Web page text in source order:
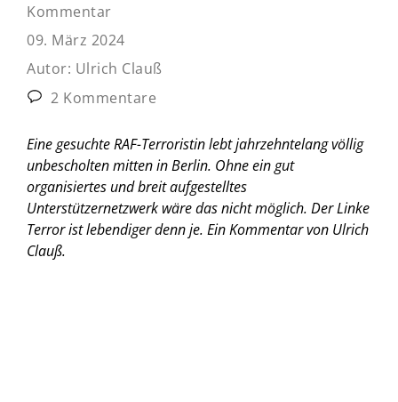
Kommentar
09. März 2024
Autor: Ulrich Clauß
2 Kommentare
Eine gesuchte RAF-Terroristin lebt jahrzehntelang völlig
unbescholten mitten in Berlin. Ohne ein gut
organisiertes und breit aufgestelltes
Unterstützernetzwerk wäre das nicht möglich. Der Linke
Terror ist lebendiger denn je. Ein Kommentar von Ulrich
Clauß.